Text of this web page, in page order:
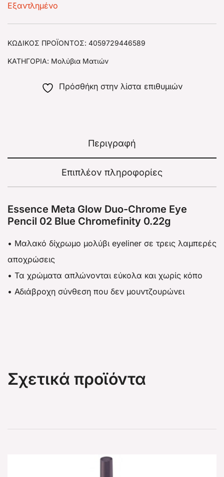
Εξαντλημένο
ΚΩΔΙΚΌΣ ΠΡΟΪΌΝΤΟΣ: 4059729446589
ΚΑΤΗΓΟΡΊΑ: Μολύβια Ματιών
Πρόσθήκη στην λίστα επιθυμιών
Περιγραφή
Επιπλέον πληροφορίες
Essence Meta Glow Duo-Chrome Eye
Pencil 02 Blue Chromefinity 0.22g
• Μαλακό δίχρωμο μολύβι eyeliner σε τρεις λαμπερές
αποχρώσεις
• Τα χρώματα απλώνονται εύκολα και χωρίς κόπο
• Αδιάβροχη σύνθεση που δεν μουντζουρώνει
Σχετικά προϊόντα